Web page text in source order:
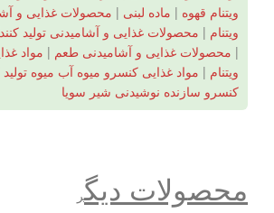
ویتنام قهوه | ماده لبنی | محصولات غذایی و
ویتنام | محصولات غذایی و آشامیدنی تولید
| محصولات غذایی و آشامیدنی طعم | مواد
ویتنام | مواد غذایی کنسرو میوه آب میوه تولید
کنسرو سازنده نوشیدنی شیر سویا
محصولات دیگر